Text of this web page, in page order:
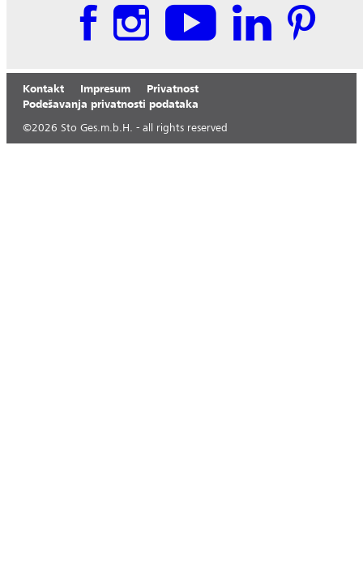
Kontakt Impresum
Privatnost
Podešavanja privatnosti podataka
©2026 Sto Ges.m.b.H. - all rights reserved